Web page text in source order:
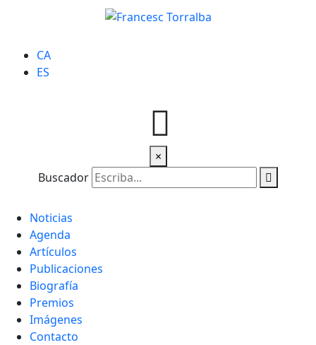
CA
ES
×
Buscador
Noticias
Agenda
Artículos
Publicaciones
Biografía
Premios
Imágenes
Contacto